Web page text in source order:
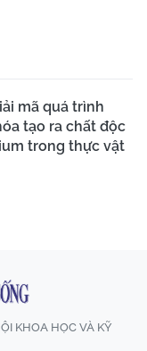
mã quá trình
tạo ra chất độc
trong thực vật
KHOA HỌC VÀ KỸ